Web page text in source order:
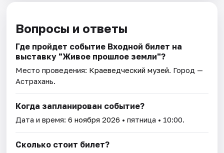
Вопросы и ответы
Где пройдет событие Входной билет на
выставку "Живое прошлое земли"?
Место проведения: Краеведческий музей. Город —
Астрахань.
Когда запланирован событие?
Дата и время:6 ноября 2026 • пятница • 10:00.
Сколько стоит билет?